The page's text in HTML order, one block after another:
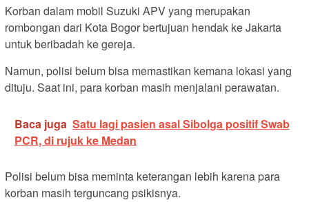
Korban dalam mobil Suzuki APV yang merupakan
rombongan dari Kota Bogor bertujuan hendak ke Jakarta
untuk beribadah ke gereja.
Namun, polisi belum bisa memastikan kemana lokasi yang
dituju. Saat ini, para korban masih menjalani perawatan.
Baca juga Satu lagi pasien asal Sibolga positif Swab
PCR, di rujuk ke Medan
Polisi belum bisa meminta keterangan lebih karena para
korban masih terguncang psikisnya.